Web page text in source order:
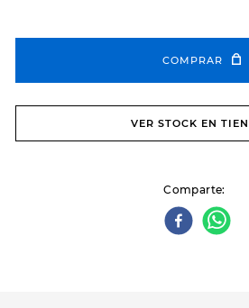
COMPRAR
VER STOCK EN
Comparte